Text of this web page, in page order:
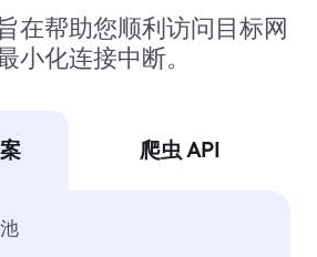
在帮助您顺利访问目标网
小化连接中断。
爬虫 API